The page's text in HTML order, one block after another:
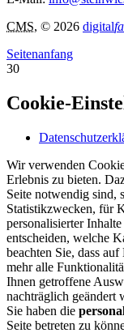
CMS, © 2026 digital
Seitenanfang
30
Cookie-
Wir verwenden
Erlebnis zu bieten.
Seite notwendig sind,
Statistikzwecken, für
personalisierter
entscheiden, welche
beachten Sie, dass
mehr alle
Ihnen getroffene
nachträglich geändert
Sie haben die
Seite betreten zu